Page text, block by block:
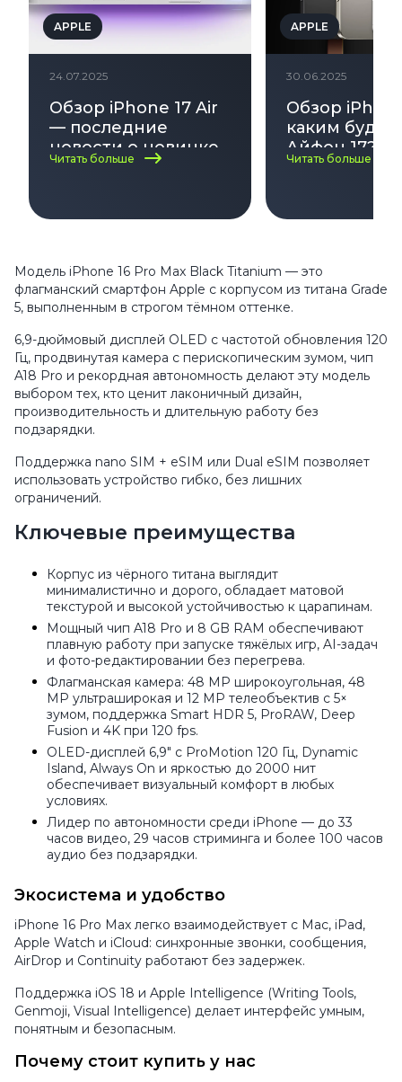
APPLE
24.07.2025
Обзор iPhone 17 Air
— последние
новости о новинке
Apple
Читать больше
APPLE
30.06.2025
Обзор
каким
Айфон 17?
выхода,
Читать больше
Модель iPhone 16 Pro Max Black Titanium — это
флагманский смартфон Apple с корпусом из титана Grade
5, выполненным в строгом тёмном оттенке.
6,9-дюймовый дисплей OLED с частотой обновления 120
Гц, продвинутая камера с перископическим зумом, чип
A18 Pro и рекордная автономность делают эту модель
выбором тех, кто ценит лаконичный дизайн,
производительность и длительную работу без
подзарядки.
Поддержка nano SIM + eSIM или Dual eSIM позволяет
использовать устройство гибко, без лишних
ограничений.
Ключевые преимущества
Корпус из чёрного титана выглядит
минималистично и дорого, обладает матовой
текстурой и высокой устойчивостью к царапинам.
Мощный чип A18 Pro и 8 GB RAM обеспечивают
плавную работу при запуске тяжёлых игр, AI-задач
и фото-редактировании без перегрева.
Флагманская камера: 48 MP широкоугольная, 48
MP ультраширокая и 12 MP телеобъектив с 5×
зумом, поддержка Smart HDR 5, ProRAW, Deep
Fusion и 4K при 120 fps.
OLED-дисплей 6,9″ с ProMotion 120 Гц, Dynamic
Island, Always On и яркостью до 2000 нит
обеспечивает визуальный комфорт в любых
условиях.
Лидер по автономности среди iPhone — до 33
часов видео, 29 часов стриминга и более 100 часов
аудио без подзарядки.
Экосистема и удобство
iPhone 16 Pro Max легко взаимодействует с Mac, iPad,
Apple Watch и iCloud: синхронные звонки, сообщения,
AirDrop и Continuity работают без задержек.
Поддержка iOS 18 и Apple Intelligence (Writing Tools,
Genmoji, Visual Intelligence) делает интерфейс умным,
понятным и безопасным.
Почему стоит купить у нас